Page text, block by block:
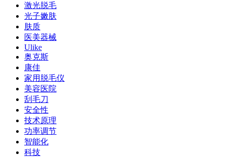
激光脱毛
光子嫩肤
肤质
医美器械
Ulike
奥克斯
康佳
家用脱毛仪
美容医院
刮毛刀
安全性
技术原理
功率调节
智能化
科技